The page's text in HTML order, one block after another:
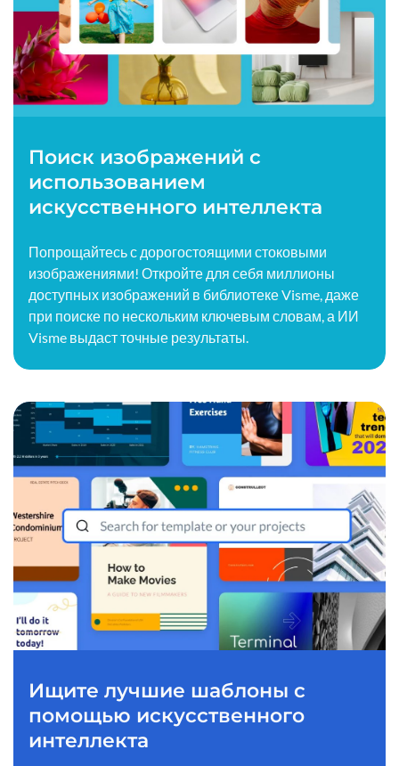
Поиск изображений с
использованием
искусственного интеллекта
Попрощайтесь с дорогостоящими стоковыми
изображениями! Откройте для себя миллионы
доступных изображений в библиотеке Visme, даже
при поиске по нескольким ключевым словам, а ИИ
Visme выдаст точные результаты.
Ищите лучшие шаблоны с
помощью искусственного
интеллекта